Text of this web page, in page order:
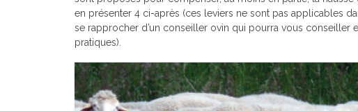
en présenter 4 ci-après (ces leviers ne sont pas applicables
se rapprocher d’un conseiller ovin qui pourra vous conseiller
pratiques).